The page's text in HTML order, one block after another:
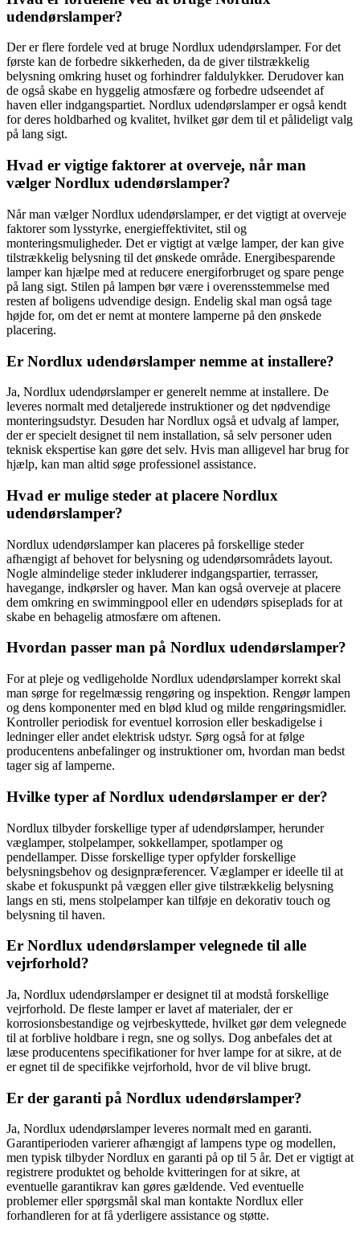
udendørslamper?
Der er flere fordele ved at bruge Nordlux udendørslamper. For det
første kan de forbedre sikkerheden, da de giver tilstrækkelig
belysning omkring huset og forhindrer faldulykker. Derudover kan
de også skabe en hyggelig atmosfære og forbedre udseendet af
haven eller indgangspartiet. Nordlux udendørslamper er også kendt
for deres holdbarhed og kvalitet, hvilket gør dem til et pålideligt valg
på lang sigt.
Hvad er vigtige faktorer at overveje, når man
vælger Nordlux udendørslamper?
Når man vælger Nordlux udendørslamper, er det vigtigt at overveje
faktorer som lysstyrke, energieffektivitet, stil og
monteringsmuligheder. Det er vigtigt at vælge lamper, der kan give
tilstrækkelig belysning til det ønskede område. Energibesparende
lamper kan hjælpe med at reducere energiforbruget og spare penge
på lang sigt. Stilen på lampen bør være i overensstemmelse med
resten af ​​boligens udvendige design. Endelig skal man også tage
højde for, om det er nemt at montere lamperne på den ønskede
placering.
Er Nordlux udendørslamper nemme at installere?
Ja, Nordlux udendørslamper er generelt nemme at installere. De
leveres normalt med detaljerede instruktioner og det nødvendige
monteringsudstyr. Desuden har Nordlux også et udvalg af lamper,
der er specielt designet til nem installation, så selv personer uden
teknisk ekspertise kan gøre det selv. Hvis man alligevel har brug for
hjælp, kan man altid søge professionel assistance.
Hvad er mulige steder at placere Nordlux
udendørslamper?
Nordlux udendørslamper kan placeres på forskellige steder
afhængigt af behovet for belysning og udendørsområdets layout.
Nogle almindelige steder inkluderer indgangspartier, terrasser,
havegange, indkørsler og haver. Man kan også overveje at placere
dem omkring en swimmingpool eller en udendørs spiseplads for at
skabe en behagelig atmosfære om aftenen.
Hvordan passer man på Nordlux udendørslamper?
For at pleje og vedligeholde Nordlux udendørslamper korrekt skal
man sørge for regelmæssig rengøring og inspektion. Rengør lampen
og dens komponenter med en blød klud og milde rengøringsmidler.
Kontroller periodisk for eventuel korrosion eller beskadigelse i
ledninger eller andet elektrisk udstyr. Sørg også for at følge
producentens anbefalinger og instruktioner om, hvordan man bedst
tager sig af lamperne.
Hvilke typer af Nordlux udendørslamper er der?
Nordlux tilbyder forskellige typer af udendørslamper, herunder
væglamper, stolpelamper, sokkellamper, spotlamper og
pendellamper. Disse forskellige typer opfylder forskellige
belysningsbehov og designpræferencer. Væglamper er ideelle til at
skabe et fokuspunkt på væggen eller give tilstrækkelig belysning
langs en sti, mens stolpelamper kan tilføje en dekorativ touch og
belysning til haven.
Er Nordlux udendørslamper velegnede til alle
vejrforhold?
Ja, Nordlux udendørslamper er designet til at modstå forskellige
vejrforhold. De fleste lamper er lavet af materialer, der er
korrosionsbestandige og vejrbeskyttede, hvilket gør dem velegnede
til at forblive holdbare i regn, sne og sollys. Dog anbefales det at
læse producentens specifikationer for hver lampe for at sikre, at de
er egnet til de specifikke vejrforhold, hvor de vil blive brugt.
Er der garanti på Nordlux udendørslamper?
Ja, Nordlux udendørslamper leveres normalt med en garanti.
Garantiperioden varierer afhængigt af lampens type og modellen,
men typisk tilbyder Nordlux en garanti på op til 5 år. Det er vigtigt at
registrere produktet og beholde kvitteringen for at sikre, at
eventuelle garantikrav kan gøres gældende. Ved eventuelle
problemer eller spørgsmål skal man kontakte Nordlux eller
forhandleren for at få yderligere assistance og støtte.